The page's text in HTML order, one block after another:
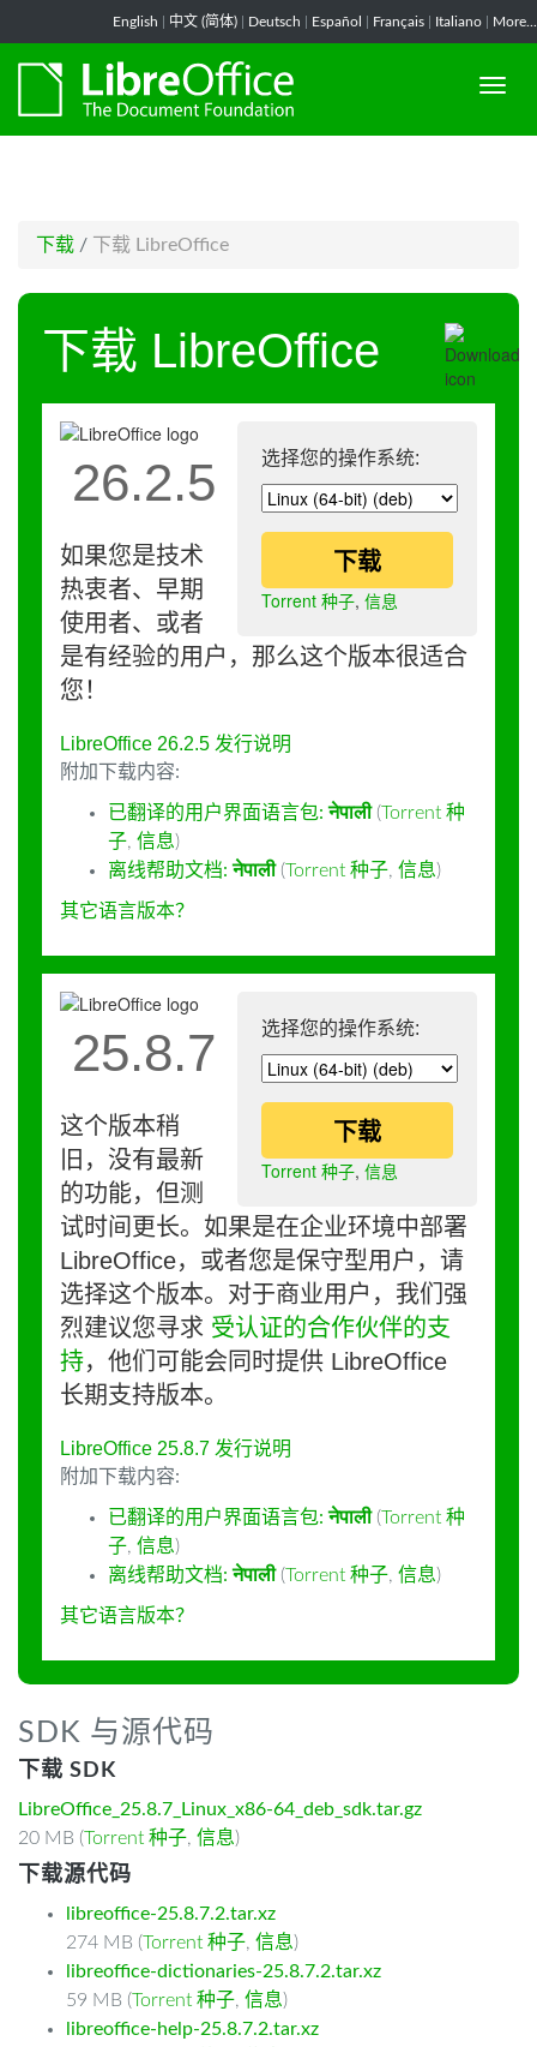
English 中文 (简体) Deutsch Español Français Italiano More...
下载 / 下载 LibreOffice
下载 LibreOffice
选择您的操作系统:
下载
Torrent 种子, 信息
26.2.5
如果您是技术
热衷者、早期
使用者、或者
是有经验的用户，那么这个版本很适合
您！
LibreOffice 26.2.5 发行说明
附加下载内容:
已翻译的用户界面语言包:नेपाली (Torrent 种
子, 信息)
离线帮助文档:नेपाली (Torrent 种子, 信息)
其它语言版本？
选择您的操作系统:
下载
Torrent 种子, 信息
25.8.7
这个版本稍
旧，没有最新
的功能，但测
试时间更长。如果是在企业环境中部署
LibreOffice，或者您是保守型用户，请
选择这个版本。对于商业用户，我们强
烈建议您寻求 受认证的合作伙伴的支
持，他们可能会同时提供 LibreOffice
长期支持版本。
LibreOffice 25.8.7 发行说明
附加下载内容:
已翻译的用户界面语言包:नेपाली (Torrent 种
子, 信息)
离线帮助文档:नेपाली (Torrent 种子, 信息)
其它语言版本？
SDK 与源代码
下载 SDK
LibreOffice_25.8.7_Linux_x86-64_deb_sdk.tar.gz
20 MB (Torrent 种子, 信息)
下载源代码
libreoffice-25.8.7.2.tar.xz
274 MB (Torrent 种子, 信息)
libreoffice-dictionaries-25.8.7.2.tar.xz
59 MB (Torrent 种子, 信息)
libreoffice-help-25.8.7.2.tar.xz